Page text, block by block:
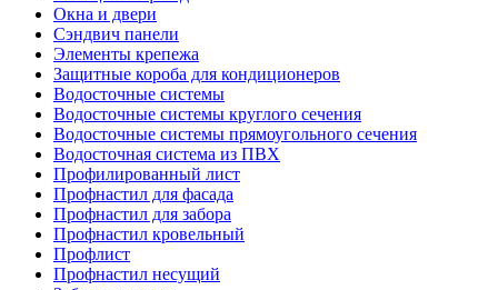
Окна и двери
Сэндвич панели
Элементы крепежа
Защитные короба для кондиционеров
Водосточные системы
Водосточные системы круглого сечения
Водосточные системы прямоугольного сечения
Водосточная система из ПВХ
Профилированный лист
Профнастил для фасада
Профнастил для забора
Профнастил кровельный
Профлист
Профнастил несущий